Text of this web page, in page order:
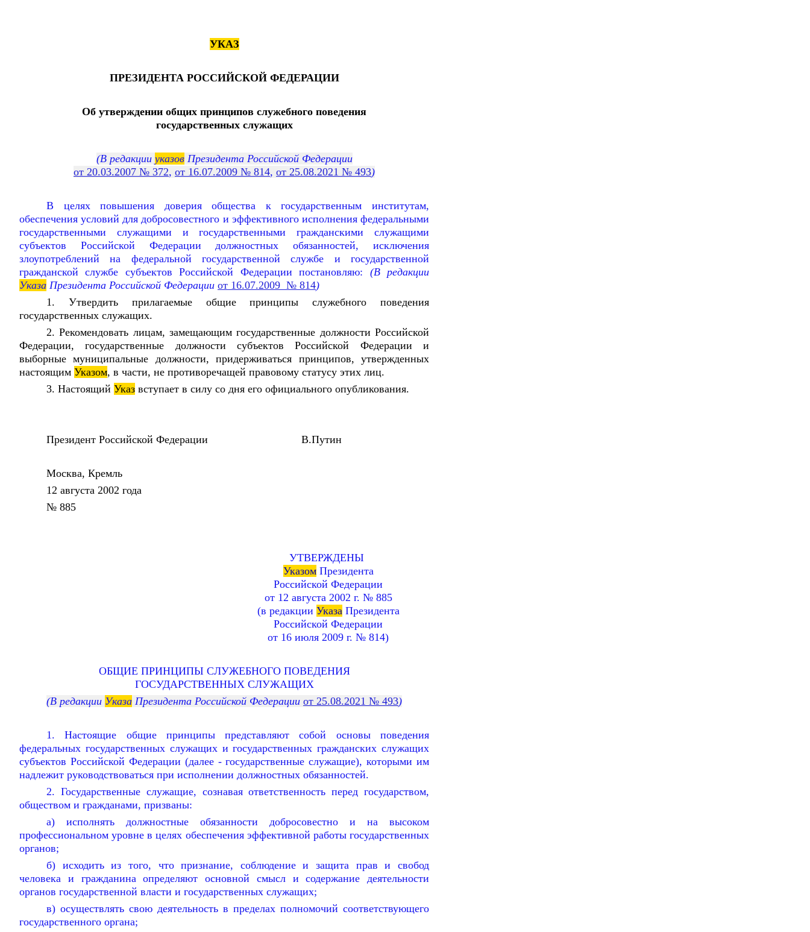
УКАЗ
ПРЕЗИДЕНТА РОССИЙСКОЙ ФЕДЕРАЦИИ
Об утверждении общих принципов служебного поведения
государственных служащих
(В редакции указовПрезидента Российской Федерации
от 20.03.2007 № 372, от 16.07.2009 № 814, от 25.08.2021 № 493)
В целях повышения доверия общества к государственным институтам,
обеспечения условий для добросовестного и эффективного исполнения федеральными
государственными служащими и государственными гражданскими служащими
субъектов Российской Федерации должностных обязанностей, исключения
злоупотреблений на федеральной государственной службе и государственной
гражданской службе субъектов Российской Федерации постановляю: (В редакции
Указа Президента Российской Федерации от 16.07.2009 № 814)
1. Утвердить прилагаемые общие принципы служебного поведения
государственных служащих.
2. Рекомендовать лицам, замещающим государственные должности Российской
Федерации, государственные должности субъектов Российской Федерации и
выборные муниципальные должности, придерживаться принципов, утвержденных
настоящим Указом, в части, не противоречащей правовому статусу этих лиц.
3. Настоящий Указ вступает в силу со дня его официального опубликования.
Президент Российской Федерации В.Путин
Москва, Кремль
12 августа 2002 года
№ 885
УТВЕРЖДЕНЫ
УказомПрезидента
Российской Федерации
от 12 августа 2002 г. № 885
(в редакции УказаПрезидента
Российской Федерации
от 16 июля 2009 г. № 814)
ОБЩИЕ ПРИНЦИПЫ СЛУЖЕБНОГО ПОВЕДЕНИЯ
ГОСУДАРСТВЕННЫХ СЛУЖАЩИХ
(В редакции Указа Президента Российской Федерации от 25.08.2021 № 493)
1. Настоящие общие принципы представляют собой основы поведения
федеральных государственных служащих и государственных гражданских служащих
субъектов Российской Федерации (далее - государственные служащие), которыми им
надлежит руководствоваться при исполнении должностных обязанностей.
2. Государственные служащие, сознавая ответственность перед государством,
обществом и гражданами, призваны:
а) исполнять должностные обязанности добросовестно и на высоком
профессиональном уровне в целях обеспечения эффективной работы государственных
органов;
б) исходить из того, что признание, соблюдение и защита прав и свобод
человека и гражданина определяют основной смысл и содержание деятельности
органов государственной власти и государственных служащих;
в) осуществлять свою деятельность в пределах полномочий соответствующего
государственного органа;